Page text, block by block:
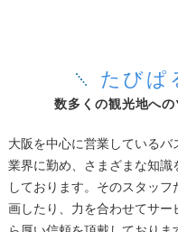
数多くの観光地へ
たびぱ
大阪を中心に営業している
業界に勤め、さまざまな知
しております。そのスタッ
画したり、力を合わせてサ